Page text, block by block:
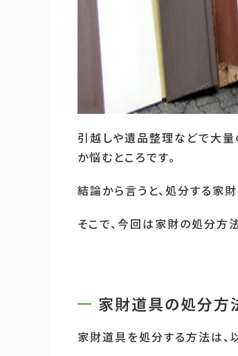
引越しや遺品整理などで大
か悩むところです。
結論から言うと、処分する家
そこで、今回は家財の処分方
家財道具の処分方
家財道具を処分する方法は、